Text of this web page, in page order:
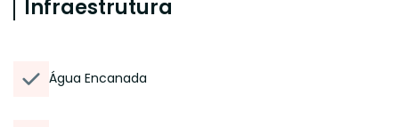
Infraestrutura
Água Encanada